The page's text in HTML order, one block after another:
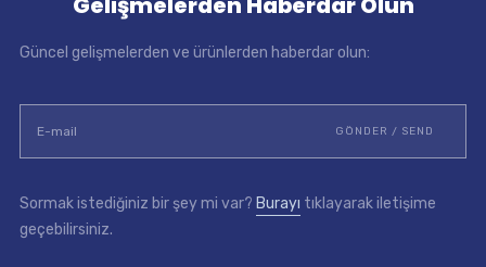
Güncel gelişmelerden ve ürünlerden haberdar olun:
Sormak istediğiniz bir şey mi var? Burayı tıklayarak iletişime
geçebilirsiniz.